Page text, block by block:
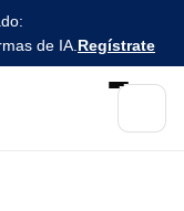
de IA. Regístrate